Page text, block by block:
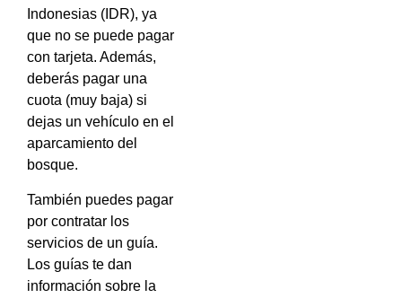
Indonesias (IDR), ya
que no se puede pagar
con tarjeta. Además,
deberás pagar una
cuota (muy baja) si
dejas un vehículo en el
aparcamiento del
bosque.
También puedes pagar
por contratar los
servicios de un guía.
Los guías te dan
información sobre la